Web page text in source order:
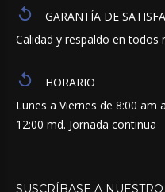
GARANTÍA DE
Calidad y respaldo en todos
HORARIO
Lunes a Viernes de 8:00
12:00 md. Jornada continua
SUSCRÍBASE A NUESTRO